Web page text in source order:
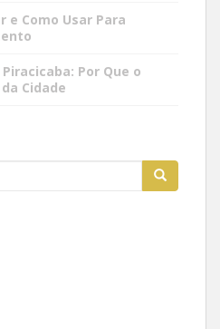
e Como Usar Para
Por Que o
Cidade